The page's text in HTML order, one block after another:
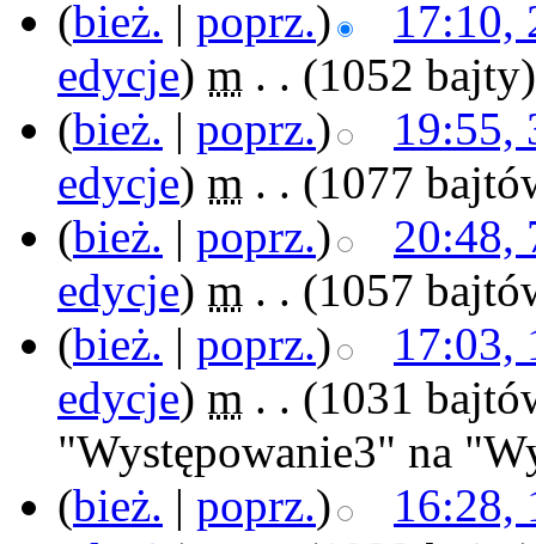
(bież. | poprz.)
17:10,
edycje) m . . (1052 bajty)
(bież. | poprz.)
19:55,
edycje) m . . (1077
(bież. | poprz.)
20:48,
edycje) m . . (1057
(bież. | poprz.)
17:03,
edycje) m . . (1031
"Występowanie3" na
(bież. | poprz.)
16:28,